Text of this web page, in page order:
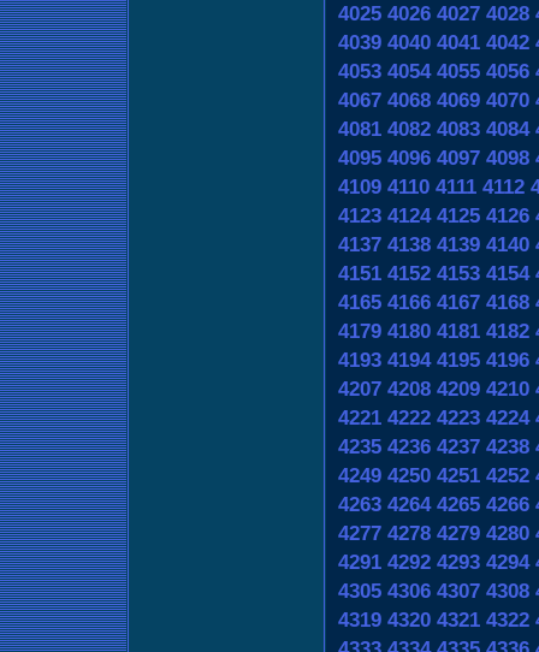
4025 4026 4027 4028
4039 4040 4041 4042
4053 4054 4055 4056
4067 4068 4069 4070
4081 4082 4083 4084
4095 4096 4097 4098
4109 4110 4111 4112
4123 4124 4125 4126
4137 4138 4139 4140
4151 4152 4153 4154
4165 4166 4167 4168
4179 4180 4181 4182
4193 4194 4195 4196
4207 4208 4209 4210
4221 4222 4223 4224
4235 4236 4237 4238
4249 4250 4251 4252
4263 4264 4265 4266
4277 4278 4279 4280
4291 4292 4293 4294
4305 4306 4307 4308
4319 4320 4321 4322